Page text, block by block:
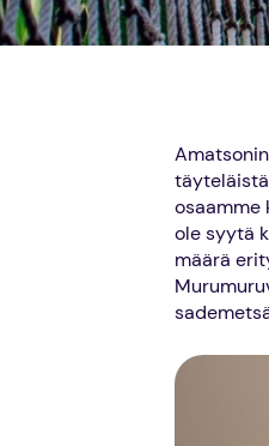
osaamme
ole syytä
määrä